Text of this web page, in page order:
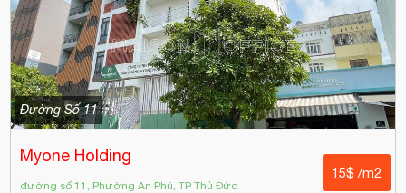
Đường Số 11
Myone Holding
đường số 11, Phường An Phú, TP Thủ Đức
15$ /m2